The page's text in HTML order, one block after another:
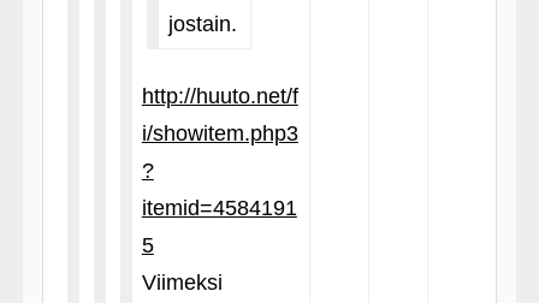
jostain.
http://huuto.net/f
i/showitem.php3
?
itemid=4584191
5
Viimeksi